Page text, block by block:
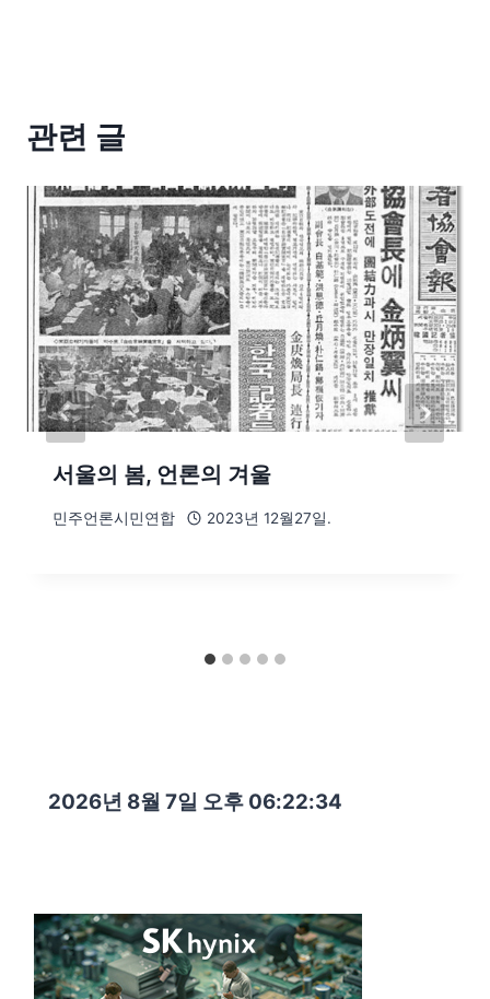
관련 글
서울의 봄, 언론의 겨울
민주언론시민연합 2023년 12월27일.
2026년 8월 7일 오후 06:22:35